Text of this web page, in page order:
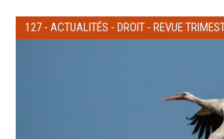
127 - ACTUALITÉS - DROIT - REVUE